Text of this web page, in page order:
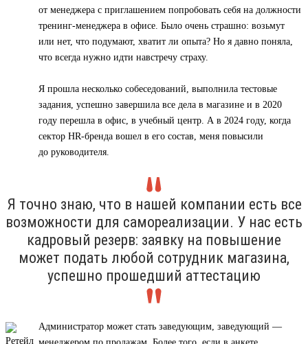
от менеджера с приглашением попробовать себя на должности
тренинг-менеджера в офисе. Было очень страшно: возьмут
или нет, что подумают, хватит ли опыта? Но я давно поняла,
что всегда нужно идти навстречу страху.
Я прошла несколько собеседований, выполнила тестовые
задания, успешно завершила все дела в магазине и в 2020
году перешла в офис, в учебный центр. А в 2024 году, когда
сектор HR-бренда вошел в его состав, меня повысили
до руководителя.
Я точно знаю, что в нашей компании есть все
возможности для самореализации. У нас есть
кадровый резерв: заявку на повышение
может подать любой сотрудник магазина,
успешно прошедший аттестацию
Администратор может стать заведующим, заведующий —